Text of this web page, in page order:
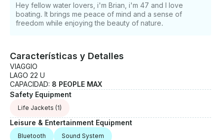
Hey fellow water lovers, i'm Brian, i'm 47 and I love
boating. It brings me peace of mind and a sense of
freedom while enjoying the beauty of nature.
Características y Detalles
VIAGGIO
LAGO 22 U
CAPACIDAD: 8 PEOPLE MAX
Safety Equipment
Life Jackets (1)
Leisure & Entertainment Equipment
Bluetooth Sound System